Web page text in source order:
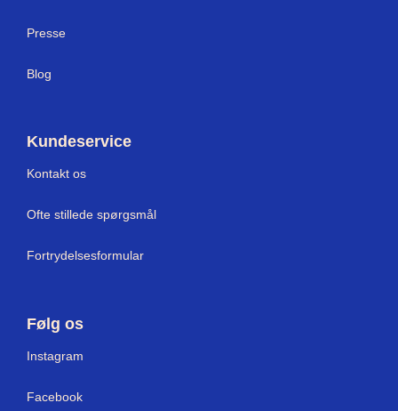
Presse
Blog
Kundeservice
Kontakt os
Ofte stillede spørgsmål
Fortrydelsesformular
Følg os
Instagram
Facebook